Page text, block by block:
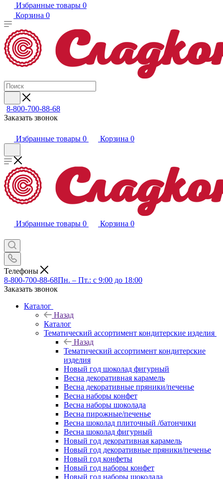
Избранные товары 0
Корзина 0
8-800-700-88-68
Заказать звонок
Избранные товары 0 Корзина 0
Избранные товары 0 Корзина 0
Телефоны
8-800-700-88-68Пн. – Пт.: с 9:00 до 18:00
Заказать звонок
Каталог
Назад
Каталог
Тематический ассортимент кондитерские изделия
Назад
Тематический ассортимент кондитерские
изделия
Новый год шоколад фигурный
Весна декоративная карамель
Весна декоративные пряники/печенье
Весна наборы конфет
Весна наборы шоколада
Весна пирожные/печенье
Весна шоколад плиточный /батончики
Весна шоколад фигурный
Новый год декоративная карамель
Новый год декоративные пряники/печенье
Новый год конфеты
Новый год наборы конфет
Новый год наборы шоколада